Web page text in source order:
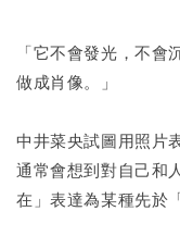
NT$ 50
NT$ 100
-
「它不會發光，不
做成肖像。」
中井菜央試圖用照片
通常會想到對自己和
在」表達為某種先於